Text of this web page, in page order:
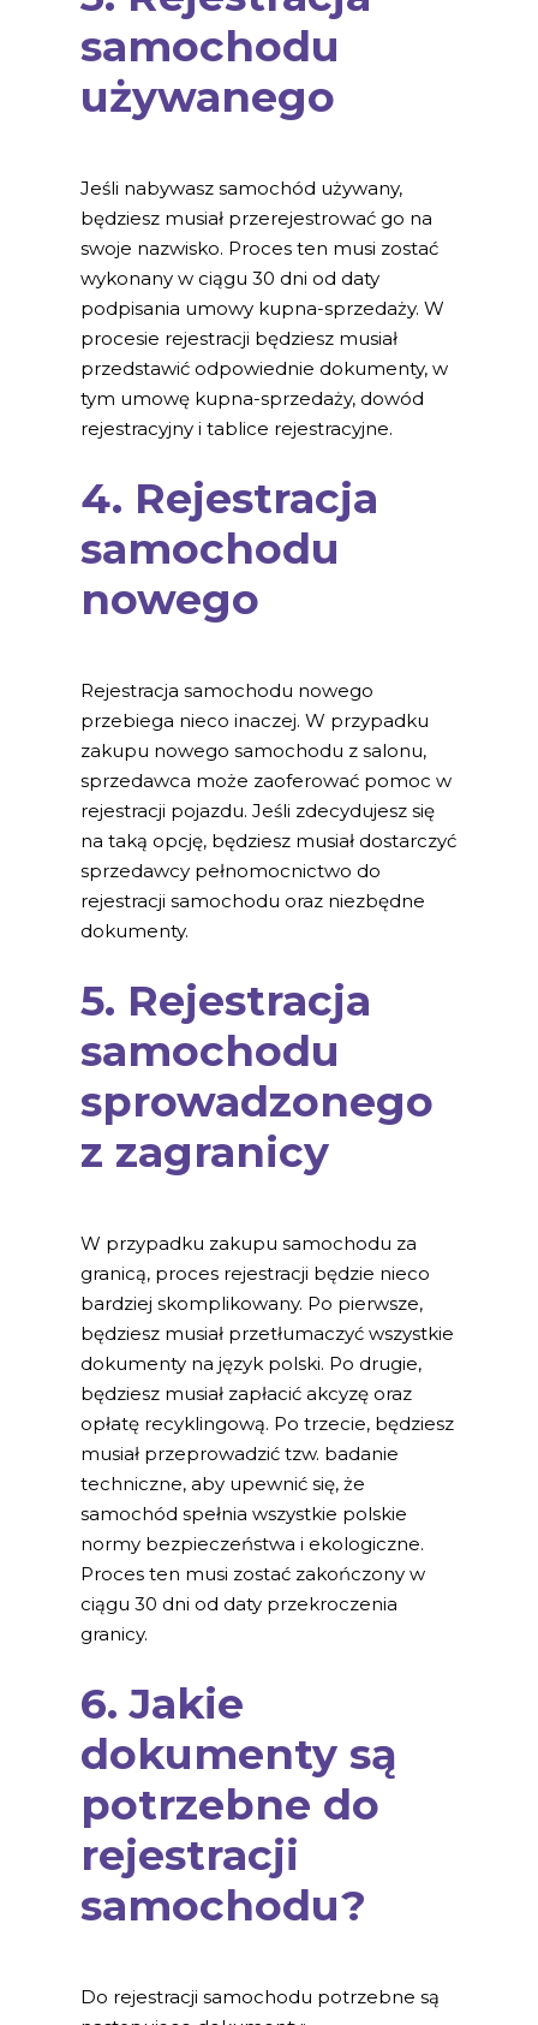
samochodu
używanego
Jeśli nabywasz samochód używany,
będziesz musiał przerejestrować go na
swoje nazwisko. Proces ten musi zostać
wykonany w ciągu 30 dni od daty
podpisania umowy kupna-sprzedaży. W
procesie rejestracji będziesz musiał
przedstawić odpowiednie dokumenty, w
tym umowę kupna-sprzedaży, dowód
rejestracyjny i tablice rejestracyjne.
4. Rejestracja
samochodu
nowego
Rejestracja samochodu nowego
przebiega nieco inaczej. W przypadku
zakupu nowego samochodu z salonu,
sprzedawca może zaoferować pomoc w
rejestracji pojazdu. Jeśli zdecydujesz się
na taką opcję, będziesz musiał dostarczyć
sprzedawcy pełnomocnictwo do
rejestracji samochodu oraz niezbędne
dokumenty.
5. Rejestracja
samochodu
sprowadzonego
z zagranicy
W przypadku zakupu samochodu za
granicą, proces rejestracji będzie nieco
bardziej skomplikowany. Po pierwsze,
będziesz musiał przetłumaczyć wszystkie
dokumenty na język polski. Po drugie,
będziesz musiał zapłacić akcyzę oraz
opłatę recyklingową. Po trzecie, będziesz
musiał przeprowadzić tzw. badanie
techniczne, aby upewnić się, że
samochód spełnia wszystkie polskie
normy bezpieczeństwa i ekologiczne.
Proces ten musi zostać zakończony w
ciągu 30 dni od daty przekroczenia
granicy.
6. Jakie
dokumenty są
potrzebne do
rejestracji
samochodu?
Do rejestracji samochodu potrzebne są